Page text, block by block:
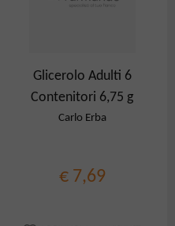
Glicerolo Adulti 6
Contenitori 6,75 g
Carlo Erba
€ 7,69